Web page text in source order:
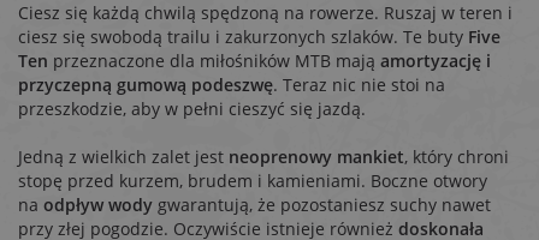
Ciesz się każdą chwilą spędzoną na rowerze. Ruszaj w teren i
ciesz się swobodą trailu i zakurzonych szlaków. Te buty Five
Ten przeznaczone dla miłośników MTB mają amortyzację i
przyczepną gumową podeszwę. Teraz nic nie stoi na
przeszkodzie, aby w pełni cieszyć się jazdą.
Jedną z wielkich zalet jest neoprenowy mankiet, który chroni
stopę przed kurzem, brudem i kamieniami. Boczne otwory
na odpływ wody gwarantują, że pozostaniesz suchy nawet
przy złej pogodzie. Oczywiście istnieje również doskonała